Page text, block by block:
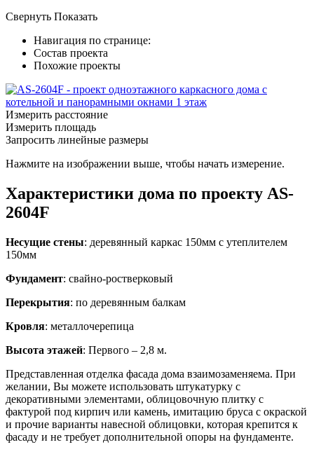
Свернуть Показать
Навигация по странице:
Состав проекта
Похожие проекты
Измерить расстояние
Измерить площадь
Запросить линейные размеры
Нажмите на изображении выше, чтобы начать измерение.
Характеристики дома по проекту AS-
2604F
Несущие стены: деревянный каркас 150мм с утеплителем
150мм
Фундамент: свайно-ростверковый
Перекрытия: по деревянным балкам
Кровля: металлочерепица
Высота этажей: Первого – 2,8 м.
Представленная отделка фасада дома взаимозаменяема. При
желании, Вы можете использовать штукатурку с
декоративными элементами, облицовочную плитку с
фактурой под кирпич или камень, имитацию бруса с окраской
и прочие варианты навесной облицовки, которая крепится к
фасаду и не требует дополнительной опоры на фундаменте.